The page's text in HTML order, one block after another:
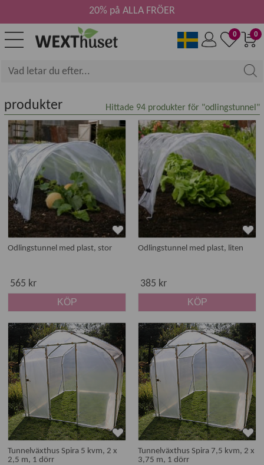
0
0
20% på ALLA FRÖER
produkter Hittade 94 produkter för "odlingstunnel"
Odlingstunnel med plast, stor
565 kr
KÖP
Odlingstunnel med plast, liten
385 kr
KÖP
Tunnelväxthus Spira 5 kvm, 2 x
2,5 m, 1 dörr
Tunnelväxthus Spira 7,5 kvm, 2 x
3,75 m, 1 dörr